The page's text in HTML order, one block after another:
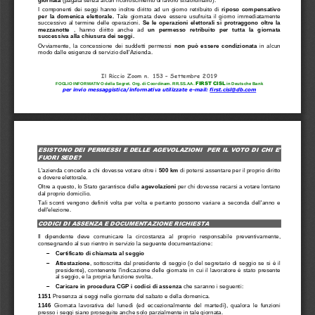
Il Riccio Zoom n. 153 Settembre 201 9
FOGLIO INFORMATIVO della Segret. Org. di Coordinam. RR.SS.AA. FIRST CISL in Deutsche Bank
per invio messaggistica/informativa utilizzate e-mail: first.cisl@db.com
I  componenti  dei  seggi  hanno  inoltre  diritto  ad  un  giorno  retribuito  di riposo  compensativo
per  la  domenica  elettorale.
Tale  giornata  deve  essere  usufruita  il  giorno  immediatamente
successivo  al  termine  delle  operazioni.
Se  le  operazioni  elettorali  si  protraggono  oltre  la
mezzanotte
,  hanno  diritto  anche  ad
un  permesso  retribuito  per  tutta  la  giornata
successiva alla chiusura dei seggi.
Ovviamente,  la  concessione  dei  suddetti  permessi non  può  essere  condizionata in  alcun
modo dalle esigenze di servizio dell'Azienda.
ESISTONO DEI PERMESSI E DELLE AGEVOLAZIONI  PER IL VOTO DI CHI E'
FUORI SEDE?
L'azienda concede a chi dovesse votare oltre i 500 km di potersi assentare per il proprio diritto
e dovere elettorale.
Oltre a questo, lo Stato garantisce delle agevolazioni per chi dovesse recarsi a votare lontano
dal proprio domicilio.
Tali  sconti  vengono  definiti  volta  per  volta  e  pertanto  possono  variare  a  seconda  dell'anno  e
dell'elezione.
CODICI DI ASSENZA E DOCUMENTAZIONE RICHIESTA
Il  dipendente  deve  comunicare  la  circostanza  al
proprio  responsabile  preventivamente,
consegnando al suo rientro in servizio la seguente documentazione:
Certificato di chiamata al seggio

Attestazione , sottoscritta dal presidente di seggio (o del segretario di seggio se si è il
presidente), contenente l'indicazione delle giornate in cui il lavoratore è stato presente
al seggio, e la propria funzione svolta.

Caricare in procedura CGP i codici di assenza che saranno i seguenti:
1151 Presenza ai seggi nelle giornate del sabato e della domenica.
1146
Giornata lavorativa  del  lunedì  (ed  eccezionalmente  del  martedì),  qualora  le  funzioni
presso i seggi siano proseguite anche solo parzialmente in tale giornata.